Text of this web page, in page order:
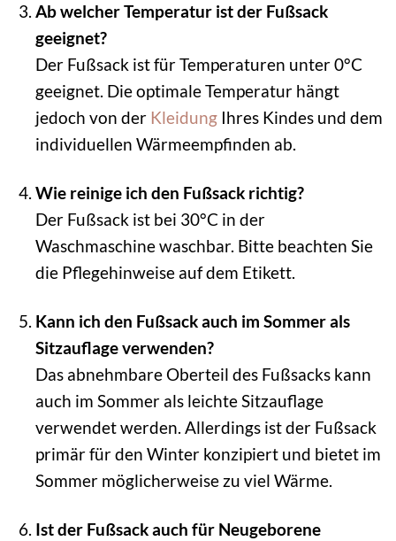
Ab welcher Temperatur ist der Fußsack
geeignet?
Der Fußsack ist für Temperaturen unter 0°C
geeignet. Die optimale Temperatur hängt
jedoch von der KleidungIhres Kindes und dem
individuellen Wärmeempfinden ab.
Wie reinige ich den Fußsack richtig?
Der Fußsack ist bei 30°C in der
Waschmaschine waschbar. Bitte beachten Sie
die Pflegehinweise auf dem Etikett.
Kann ich den Fußsack auch im Sommer als
Sitzauflage verwenden?
Das abnehmbare Oberteil des Fußsacks kann
auch im Sommer als leichte Sitzauflage
verwendet werden. Allerdings ist der Fußsack
primär für den Winter konzipiert und bietet im
Sommer möglicherweise zu viel Wärme.
Ist der Fußsack auch für Neugeborene